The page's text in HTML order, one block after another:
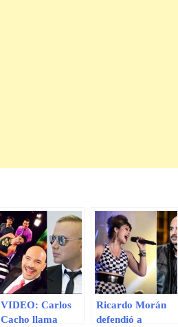
VIDEO: Carlos
Cacho llama
Ricardo Morán
defendió a